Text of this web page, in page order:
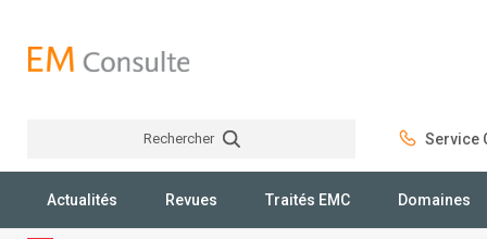
Rechercher Service
Actualités Revues Traités EMC Domaines